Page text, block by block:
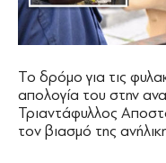
Το δρόμο για τις
απολογία του στην
Τριαντάφυλλος
τον βιασμό της